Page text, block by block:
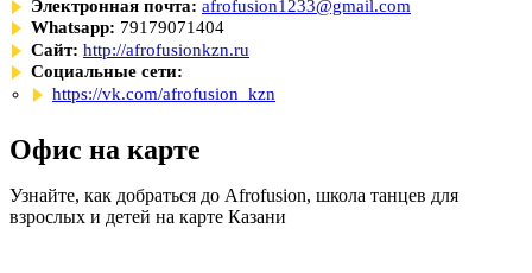
Электронная почта: afrofusion1233@gmail.com
Whatsapp: 79179071404
Сайт: http://afrofusionkzn.ru
Социальные сети:
https://vk.com/afrofusion_kzn
Офис на карте
Узнайте, как добраться до Afrofusion, школа танцев для
взрослых и детей на карте Казани